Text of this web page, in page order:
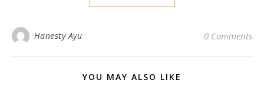
Hanesty Ayu 0 Comments
YOU MAY ALSO LIKE